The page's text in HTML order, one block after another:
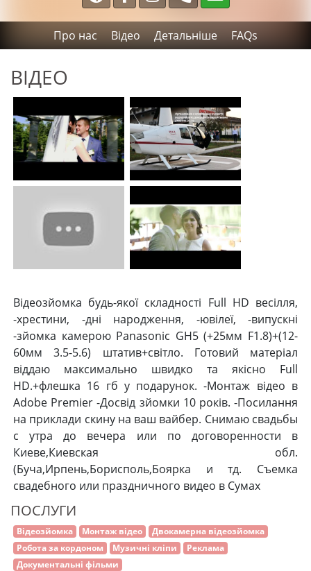
Про нас Відео Детальніше FAQs
ВІДЕО
Відеозйомка будь-якої складності Full HD весілля,
-хрестини, -дні народження, -ювілеї, -випускні
-зйомка камерою Panasonic GH5 (+25мм F1.8)+(12-
60мм 3.5-5.6) штатив+світло. Готовий матеріал
віддаю максимально швидко та якісно Full
HD.+флешка 16 гб у подарунок. -Монтаж відео в
Adobe Premier -Досвід зйомки 10 років. -Посилання
на приклади скину на ваш вайбер. Снимаю свадьбы
с утра до вечера или по договоренности в
Киеве,Киевская обл.
(Буча,Ирпень,Борисполь,Боярка и тд. Съемка
свадебного или праздничного видео в Сумах
ПОСЛУГИ
Відеозйомка Монтаж відео
Двокамерна відеозйомка
Робота за кордоном
Музичні кліпи
Реклама
Документальні фільми